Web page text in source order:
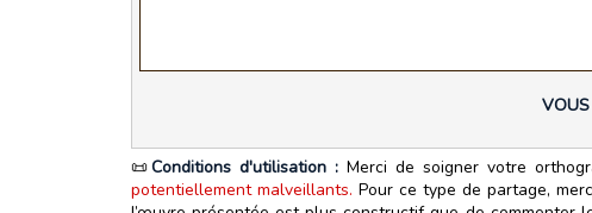
VOUS
📜Conditions d'utilisation :Merci de soigner votre
potentiellement malveillants. Pour ce type de partage,